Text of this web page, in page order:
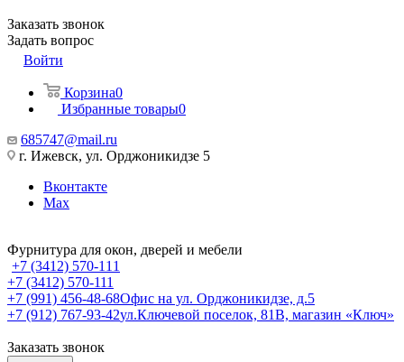
Заказать звонок
Задать вопрос
Войти
Корзина0
Избранные товары0
685747@mail.ru
г. Ижевск, ул. Орджоникидзе 5
Вконтакте
Max
Фурнитура для окон, дверей и мебели
+7 (3412) 570-111
+7 (3412) 570-111
+7 (991) 456-48-68Офис на ул. Орджоникидзе, д.5
+7 (912) 767-93-42ул.Ключевой поселок, 81В, магазин «Ключ»
Заказать звонок